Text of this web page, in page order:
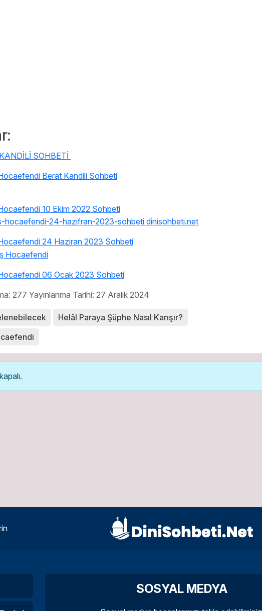
Berat Kandili Sohbeti
10 Ekim 2022 Sohbeti
24 Haziran 2023 Sohbeti
06 Ocak 2023 Sohbeti
277 Yayınlanma Tarihi: 27 Aralık 2024
Helâl Paraya Şüphe Nasıl Karışır?
SOSYAL MEDYA